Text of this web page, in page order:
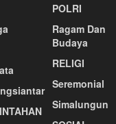
POLRI
Ragam Dan
Budaya
RELIGI
Seremonial
Simalungun